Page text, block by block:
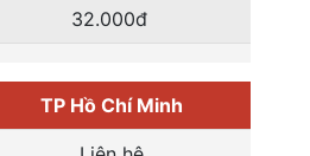
32.000đ
TP Hồ Chí Minh